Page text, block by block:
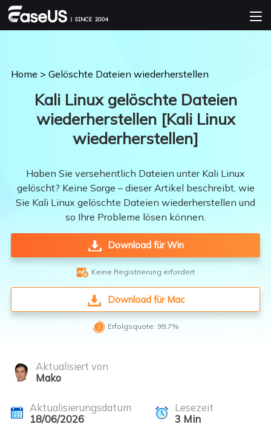
Home > Gelöschte Dateien wiederherstellen
Kali Linux gelöschte Dateien
wiederherstellen [Kali Linux
wiederherstellen]
Haben Sie versehentlich Dateien unter Kali Linux
gelöscht? Keine Sorge – dieser Artikel beschreibt, wie
Sie Kali Linux gelöschte Dateien wiederherstellen und
so Ihre Probleme lösen können.
Download für Win
 Keine Registrierung erfordert
Download für Mac
 Erfolgsquote: 99,7%
Aktualisiert von
Mako
Aktualisierungsdatum
18/06/2026
Lesezeit
3 Min